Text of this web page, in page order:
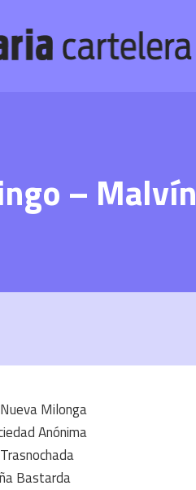
– Malvín
Milonga
Anónima
Bastarda